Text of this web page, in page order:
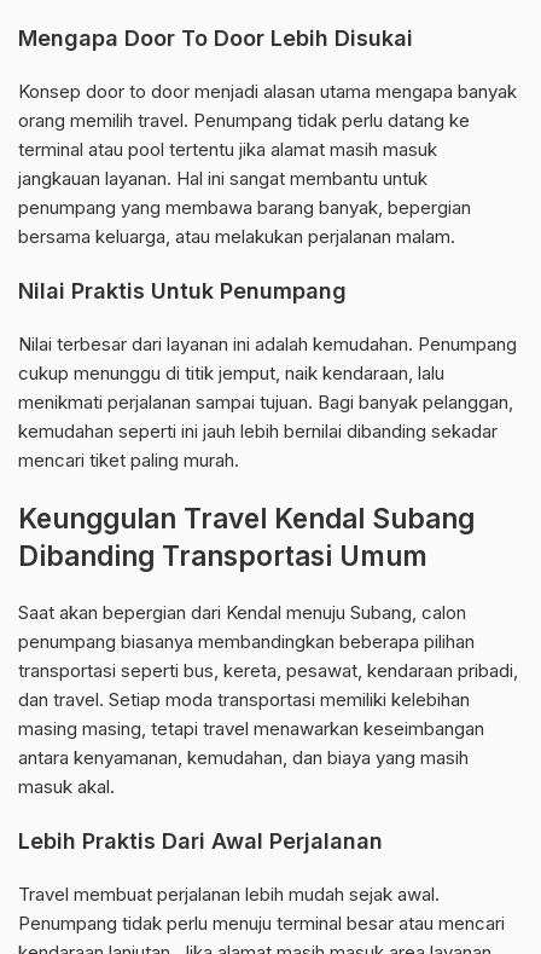
Mengapa Door To Door Lebih Disukai
Konsep door to door menjadi alasan utama mengapa banyak
orang memilih travel. Penumpang tidak perlu datang ke
terminal atau pool tertentu jika alamat masih masuk
jangkauan layanan. Hal ini sangat membantu untuk
penumpang yang membawa barang banyak, bepergian
bersama keluarga, atau melakukan perjalanan malam.
Nilai Praktis Untuk Penumpang
Nilai terbesar dari layanan ini adalah kemudahan. Penumpang
cukup menunggu di titik jemput, naik kendaraan, lalu
menikmati perjalanan sampai tujuan. Bagi banyak pelanggan,
kemudahan seperti ini jauh lebih bernilai dibanding sekadar
mencari tiket paling murah.
Keunggulan Travel Kendal Subang
Dibanding Transportasi Umum
Saat akan bepergian dari Kendal menuju Subang, calon
penumpang biasanya membandingkan beberapa pilihan
transportasi seperti bus, kereta, pesawat, kendaraan pribadi,
dan travel. Setiap moda transportasi memiliki kelebihan
masing masing, tetapi travel menawarkan keseimbangan
antara kenyamanan, kemudahan, dan biaya yang masih
masuk akal.
Lebih Praktis Dari Awal Perjalanan
Travel membuat perjalanan lebih mudah sejak awal.
Penumpang tidak perlu menuju terminal besar atau mencari